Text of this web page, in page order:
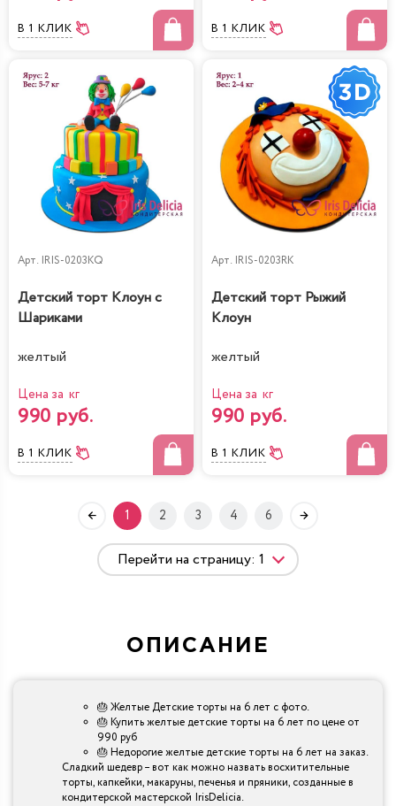
В 1 КЛИК В 1 КЛИК
Арт. IRIS-0203KQ
Детский торт Клоун с
Шариками
желтый
Цена за кг
990 руб.
В 1 КЛИК
Арт. IRIS-0203RK
Детский торт Рыжий
Клоун
желтый
Цена за кг
990 руб.
В 1 КЛИК
1 2 3 4 6
ОПИСАНИЕ
🎂 Желтые Детские торты на 6 лет с фото.
🎂 Купить желтые детские торты на 6 лет по цене от
990 руб
🎂 Недорогие желтые детские торты на 6 лет на заказ.
Сладкий шедевр – вот как можно назвать восхитительные
торты, капкейки, макаруны, печенья и пряники, созданные в
кондитерской мастерской IrisDelicia.